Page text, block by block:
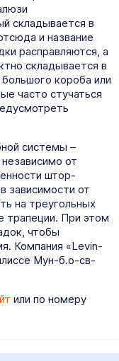
складывается в
и название
расправляются, а
складывается в
короба или
часто стучаться
системы –
от
штор-
зависимости от
на треугольных
трапеции. При этом
чтобы
Компания «Levin-
Мун-б.о-св-
или по номеру